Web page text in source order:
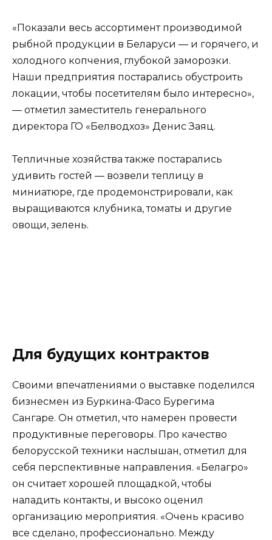
«Показали весь ассортимент производимой
рыбной продукции в Беларуси — и горячего, и
холодного копчения, глубокой заморозки.
Наши предприятия постарались обустроить
локации, чтобы посетителям было интересно»,
— отметил заместитель генерального
директора ГО «Белводхоз» Денис Заяц.
Тепличные хозяйства также постарались
удивить гостей — возвели теплицу в
миниатюре, где продемонстрировали, как
выращиваются клубника, томаты и другие
овощи, зелень.
Для будущих контрактов
Своими впечатлениями о выставке поделился
бизнесмен из Буркина-Фасо Бурегима
Сангаре. Он отметил, что намерен провести
продуктивные переговоры. Про качество
белорусской техники наслышан, отметил для
себя перспективные направления. «Белагро»
он считает хорошей площадкой, чтобы
наладить контакты, и высоко оценил
организацию мероприятия. «Очень красиво
все сделано, профессионально. Между